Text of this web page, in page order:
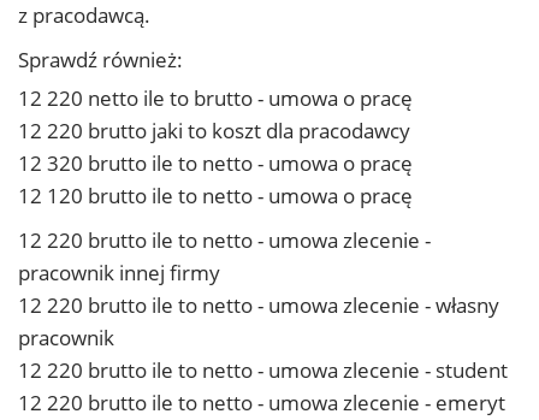
z pracodawcą.
Sprawdź również:
12 220 netto ile to brutto - umowa o pracę
12 220 brutto jaki to koszt dla pracodawcy
12 320 brutto ile to netto - umowa o pracę
12 120 brutto ile to netto - umowa o pracę
12 220 brutto ile to netto - umowa zlecenie -
pracownik innej firmy
12 220 brutto ile to netto - umowa zlecenie - własny
pracownik
12 220 brutto ile to netto - umowa zlecenie - student
12 220 brutto ile to netto - umowa zlecenie - emeryt